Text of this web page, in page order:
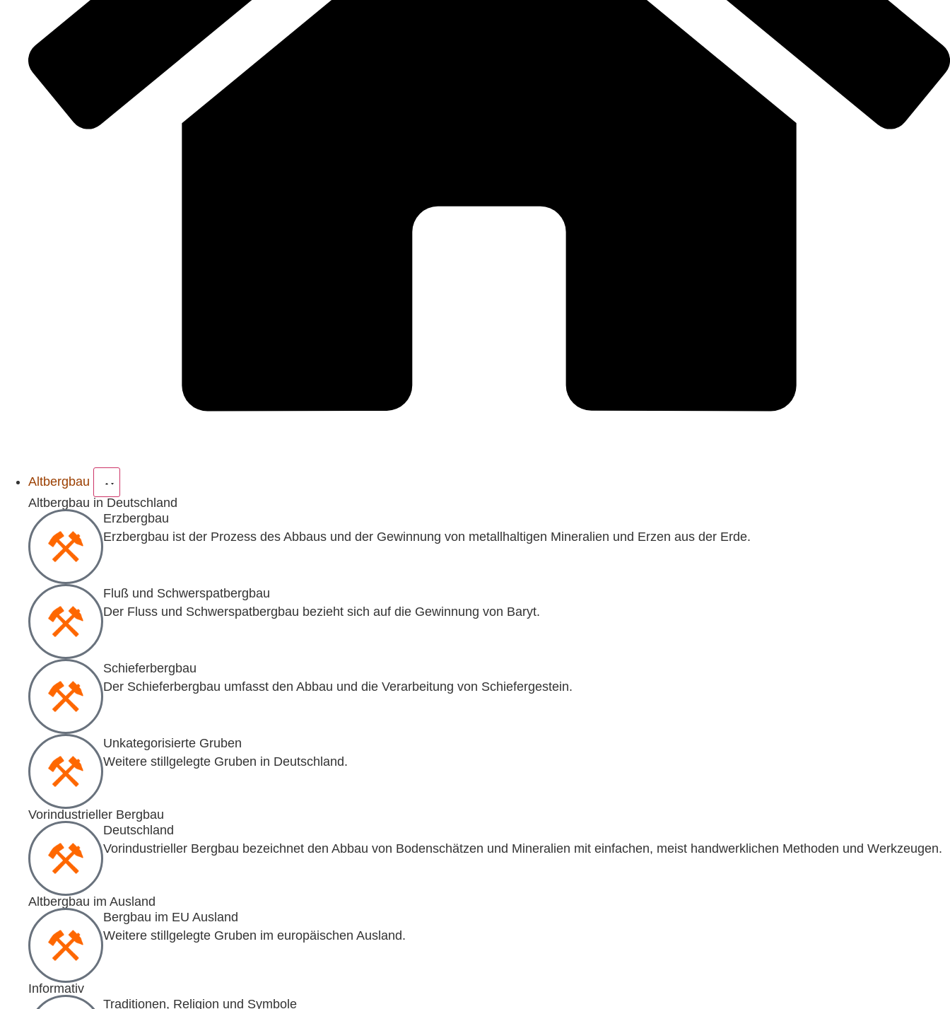
Altbergbau
Altbergbau in Deutschland
Erzbergbau
Erzbergbau ist der Prozess des Abbaus und der Gewinnung von metallhaltigen Mineralien und Erzen aus der Erde.
Fluß und Schwerspatbergbau
Der Fluss und Schwerspatbergbau bezieht sich auf die Gewinnung von Baryt.
Schieferbergbau
Der Schieferbergbau umfasst den Abbau und die Verarbeitung von Schiefergestein.
Unkategorisierte Gruben
Weitere stillgelegte Gruben in Deutschland.
Vorindustrieller Bergbau
Deutschland
Vorindustrieller Bergbau bezeichnet den Abbau von Bodenschätzen und Mineralien mit einfachen, meist handwerklichen Methoden und Werkzeugen.
Altbergbau im Ausland
Bergbau im EU Ausland
Weitere stillgelegte Gruben im europäischen Ausland.
Informativ
Traditionen, Religion und Symbole